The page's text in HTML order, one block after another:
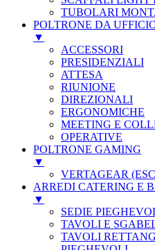
TUBOLARI
POLTRONE DA
▼
ACCESSORI
PRESIDENZIALI
ATTESA
RIUNIONE
DIREZIONALI
ERGONOMICHE
MEETING E
OPERATIVE
POLTRONE GAMING
▼
VERTAGEAR
ARREDI CATERING E
▼
SEDIE
TAVOLI E
TAVOLI